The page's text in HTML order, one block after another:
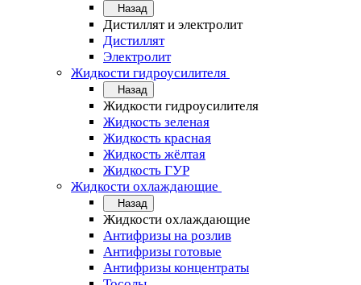
Назад
Дистиллят и электролит
Дистиллят
Электролит
Жидкости гидроусилителя
Назад
Жидкости гидроусилителя
Жидкость зеленая
Жидкость красная
Жидкость жёлтая
Жидкость ГУР
Жидкости охлаждающие
Назад
Жидкости охлаждающие
Антифризы на розлив
Антифризы готовые
Антифризы концентраты